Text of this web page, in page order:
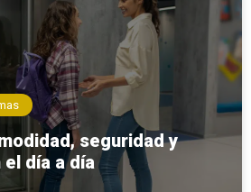
seguridad y
día a día